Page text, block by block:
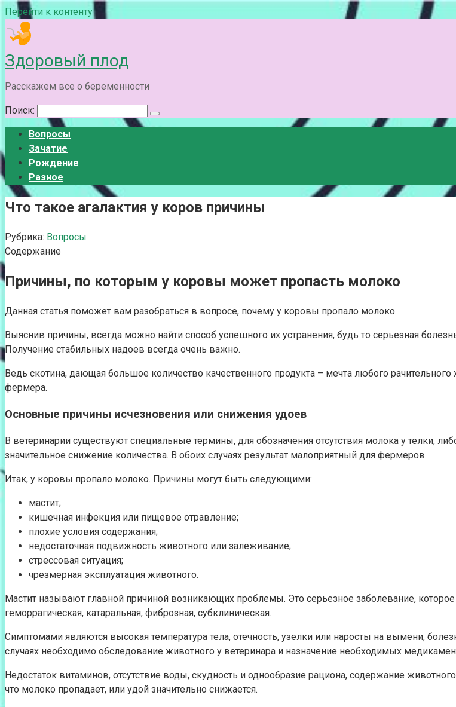
Перейти к контенту
Здоровый плод
Расскажем все о беременности
Поиск:
Вопросы
Зачатие
Рождение
Разное
Что такое агалактия у коров причины
Рубрика: Вопросы
Содержание
Причины, по которым у коровы может пропасть молоко
Данная статья поможет вам разобраться в вопросе, почему у коровы пропало молоко.
Выяснив причины, всегда можно найти способ успешного их устранения, будь то серьезная
Получение стабильных надоев всегда очень важно.
Ведь скотина, дающая большое количество качественного продукта – мечта любого
фермера.
Основные причины исчезновения или снижения удоев
В ветеринарии существуют специальные термины, для обозначения отсутствия молока у телки,
значительное снижение количества. В обоих случаях результат малоприятный для фермеров.
Итак, у коровы пропало молоко. Причины могут быть следующими:
мастит;
кишечная инфекция или пищевое отравление;
плохие условия содержания;
недостаточная подвижность животного или залеживание;
стрессовая ситуация;
чрезмерная эксплуатация животного.
Мастит называют главной причиной возникающих проблемы. Это серьезное заболевание,
геморрагическая, катаральная, фиброзная, субклиническая.
Симптомами являются высокая температура тела, отечность, узелки или наросты на вымени,
случаях необходимо обследование животного у ветеринара и назначение необходимых
Недостаток витаминов, отсутствие воды, скудность и однообразие рациона, содержание
что молоко пропадает, или удой значительно снижается.